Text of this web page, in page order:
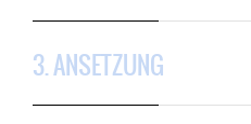
3. ANSETZUNG